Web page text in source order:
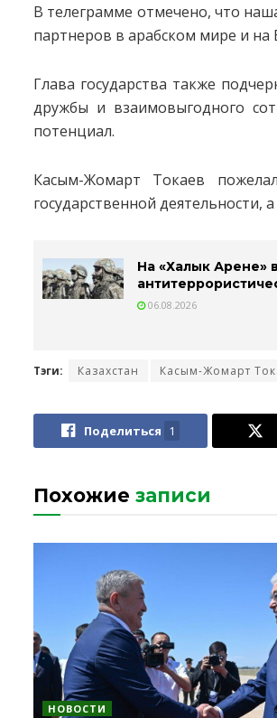
В телеграмме отмечено, что
партнеров в арабском мире и на
Глава государства также
дружбы и взаимовыгодного
потенциал.
Касым-Жомарт Токаев
государственной
На «Халык Арене»
06.08.2026
Тэги: Казахстан Касым-Жомарт
Поделиться 1
Похожие записи
НОВОСТИ